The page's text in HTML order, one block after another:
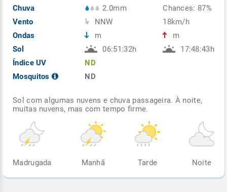
Chuva
Vento
Ondas
Sol
Índice UV
Mosquitos
2.0mm
NNW
m
06:51:32h
ND
ND
Chances: 87%
18km/h
m
17:48:43h
Sol com algumas nuvens e chuva passageira. À noite,
muitas nuvens, mas com tempo firme.
Madrugada Manhã Tarde Noite